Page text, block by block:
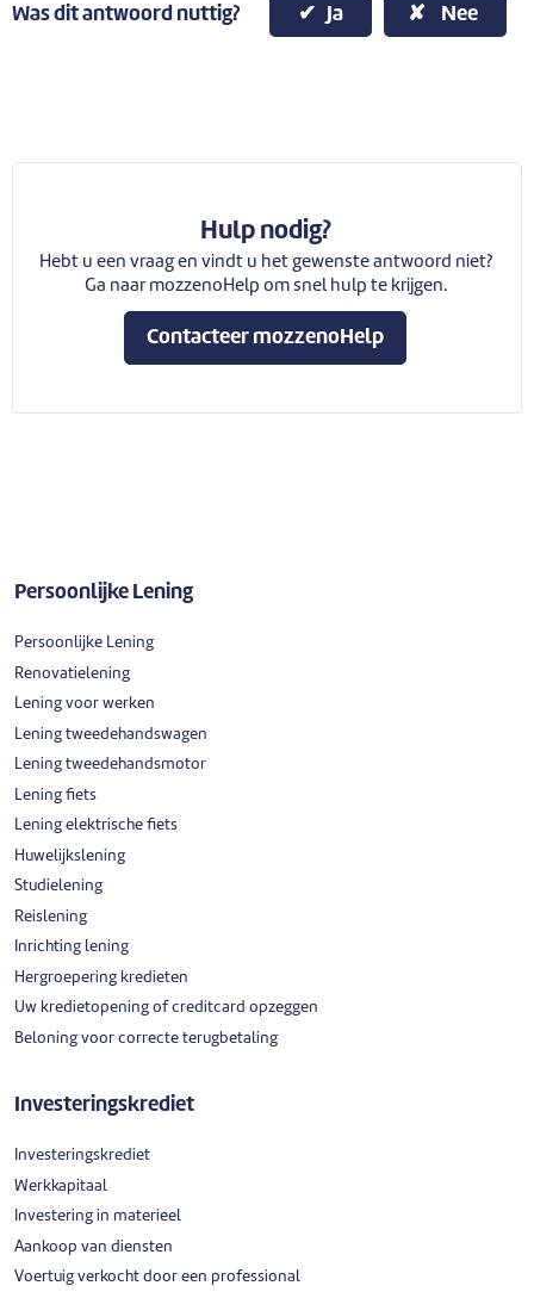
Was dit antwoord nuttig? Ja Nee
Hulp nodig?
Hebt u een vraag en vindt u het gewenste antwoord niet?
Ga naar mozzenoHelp om snel hulp te krijgen.
Contacteer mozzenoHelp
Persoonlijke Lening
Persoonlijke Lening
Renovatielening
Lening voor werken
Lening tweedehandswagen
Lening tweedehandsmotor
Lening fiets
Lening elektrische fiets
Huwelijkslening
Studielening
Reislening
Inrichting lening
Hergroepering kredieten
Uw kredietopening of creditcard opzeggen
Beloning voor correcte terugbetaling
Investeringskrediet
Investeringskrediet
Werkkapitaal
Investering in materieel
Aankoop van diensten
Voertuig verkocht door een professional